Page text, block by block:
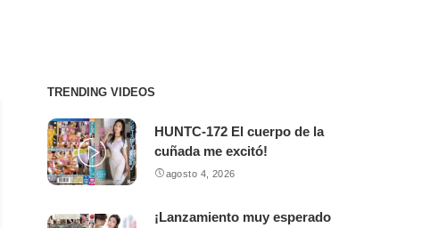
TRENDING VIDEOS
HUNTC-172 El cuerpo de la
cuñada me excitó!
agosto 4, 2026
¡Lanzamiento muy esperado